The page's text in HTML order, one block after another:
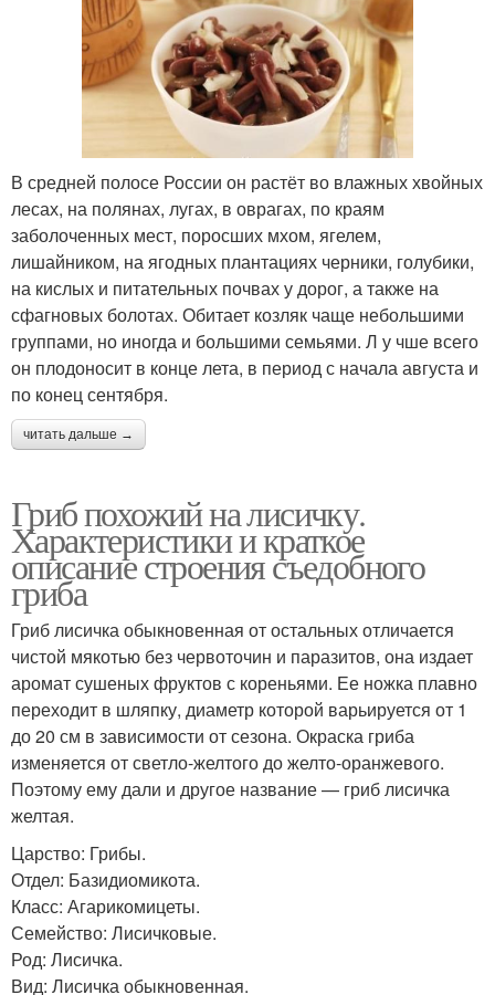
В средней полосе России он растёт во влажных хвойных
лесах, на полянах, лугах, в оврагах, по краям
заболоченных мест, поросших мхом, ягелем,
лишайником, на ягодных плантациях черники, голубики,
на кислых и питательных почвах у дорог, а также на
сфагновых болотах. Обитает козляк чаще небольшими
группами, но иногда и большими семьями. Л у чше всего
он плодоносит в конце лета, в период с начала августа и
по конец сентября.
читать дальше →
Гриб похожий на лисичку.
Характеристики и краткое
описание строения съедобного
гриба
Гриб лисичка обыкновенная от остальных отличается
чистой мякотью без червоточин и паразитов, она издает
аромат сушеных фруктов с кореньями. Ее ножка плавно
переходит в шляпку, диаметр которой варьируется от 1
до 20 см в зависимости от сезона. Окраска гриба
изменяется от светло-желтого до желто-оранжевого.
Поэтому ему дали и другое название — гриб лисичка
желтая.
Царство: Грибы.
Отдел: Базидиомикота.
Класс: Агарикомицеты.
Семейство: Лисичковые.
Род: Лисичка.
Вид: Лисичка обыкновенная.